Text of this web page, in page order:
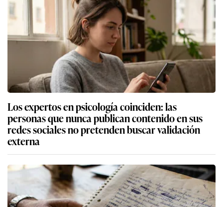
Los expertos en psicología coinciden: las
personas que nunca publican contenido en sus
redes sociales no pretenden buscar validación
externa